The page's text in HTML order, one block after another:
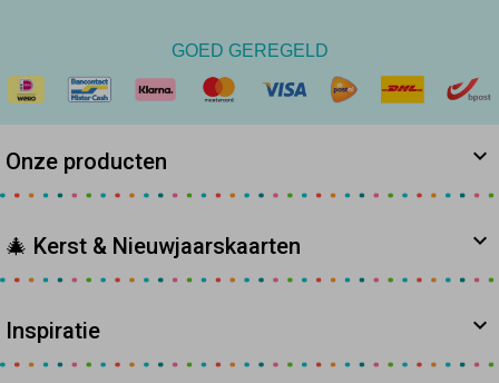
GOED GEREGELD
Onze producten
🎄 Kerst & Nieuwjaarskaarten
Inspiratie